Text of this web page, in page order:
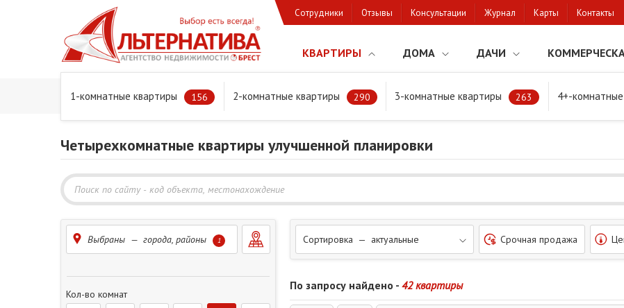
Сотрудники Отзывы Консультации Журнал Карты Контакты
КВАРТИРЫ ДОМА ДАЧИ
1-комнатные квартиры 156 2-комнатные квартиры 290 3-комнатные квартиры 263 4+-
Главная Предложения Квартиры Улучшенная планировка
Четырехкомнатные квартиры улучшенной планировки
Выбраны — города, районы 1
Кол-во комнат
Сортировка — актуальные Срочная продажа
По запросу найдено - 42 квартиры